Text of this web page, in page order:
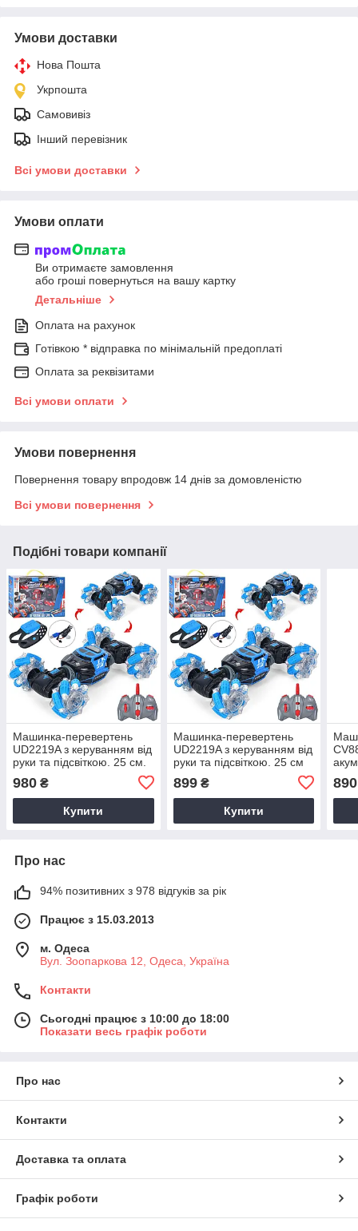
Умови доставки
Нова Пошта
Укрпошта
Самовивіз
Інший перевізник
Всі умови доставки
Умови оплати
Ви отримаєте замовлення
або гроші повернуться на вашу картку
Детальніше
Оплата на рахунок
Готівкою * відправка по мінімальній предоплаті
Оплата за реквізитами
Всі умови оплати
Умови повернення
Повернення товару впродовж 14 днів за домовленістю
Всі умови повернення
Подібні товари компанії
Машинка-перевертень
UD2219A з керуванням від
руки та підсвіткою. 25 см.
980 ₴
Купити
Машинка-перевертень
UD2219A з керуванням від
руки та підсвіткою. 25 см
899₴
Купити
890
Про нас
94% позитивних з 978 відгуків за рік
Працює з 15.03.2013
м. Одеса
Вул. Зоопаркова 12, Одеса, Україна
Контакти
Сьогодні працює з 10:00 до 18:00
Показати весь графік роботи
Про нас
Контакти
Доставка та оплата
Графік роботи